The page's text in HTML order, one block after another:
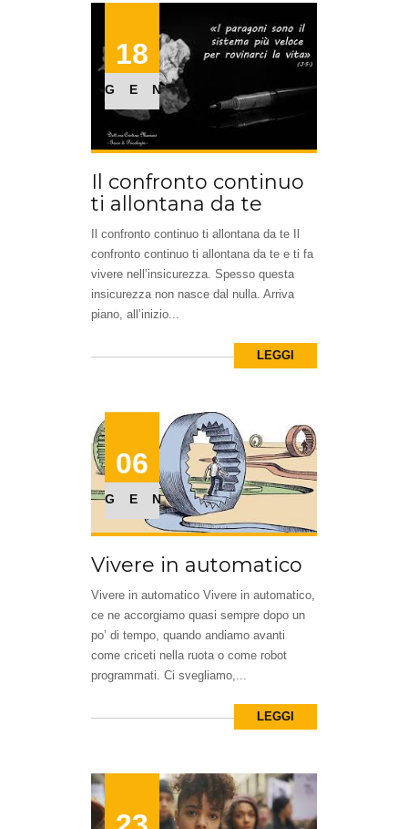
18
GEN
Il confronto continuo
ti allontana da te
Il confronto continuo ti allontana da te Il
confronto continuo ti allontana da te e ti fa
vivere nell’insicurezza. Spesso questa
insicurezza non nasce dal nulla. Arriva
piano, all’inizio...
LEGGI
06
GEN
Vivere in automatico
Vivere in automatico Vivere in automatico,
ce ne accorgiamo quasi sempre dopo un
po’ di tempo, quando andiamo avanti
come criceti nella ruota o come robot
programmati. Ci svegliamo,...
LEGGI